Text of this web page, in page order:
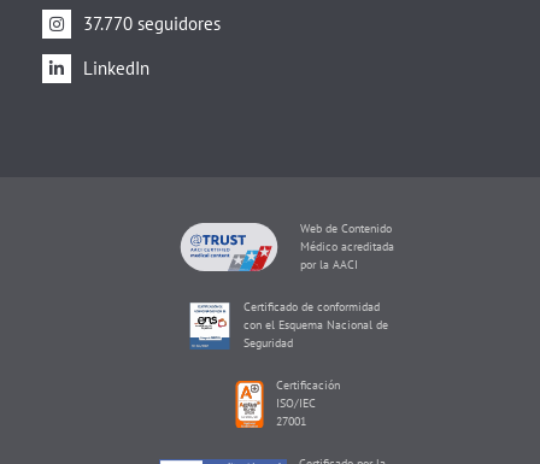
37.770 seguidores
LinkedIn
Web de Contenido
Médico acreditada
por la AACI
Certificado de conformidad
con el Esquema Nacional de
Seguridad
Certificación
ISO/IEC
27001